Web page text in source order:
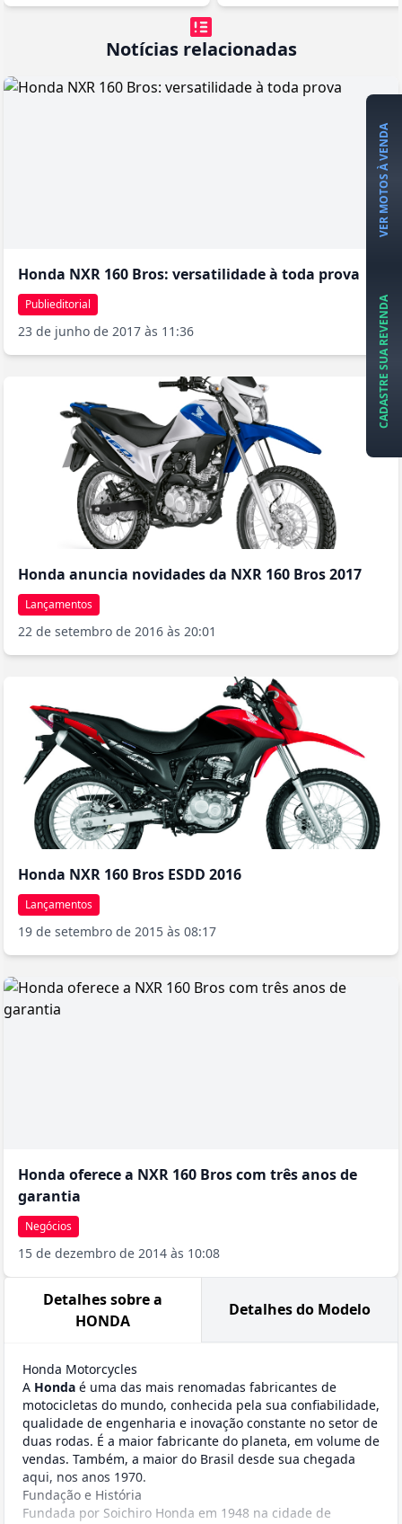
Notícias relacionadas
Honda NXR 160 Bros: versatilidade à toda prova
Publieditorial
23 de junho de 2017 às 11:36
Honda anuncia novidades da NXR 160 Bros 2017
Lançamentos
22 de setembro de 2016 às 20:01
Honda NXR 160 Bros ESDD 2016
Lançamentos
19 de setembro de 2015 às 08:17
Honda oferece a NXR 160 Bros com três anos de
garantia
Negócios
15 de dezembro de 2014 às 10:08
Detalhes sobre a
HONDA
Detalhes do Modelo
Honda Motorcycles
A Honda é uma das mais renomadas fabricantes de
motocicletas do mundo, conhecida pela sua confiabilidade,
qualidade de engenharia e inovação constante no setor de
duas rodas. É a maior fabricante do planeta, em volume de
vendas. Também, a maior do Brasil desde sua chegada
aqui, nos anos 1970.
Fundação e História
Fundada por Soichiro Honda em 1948 na cidade de
VER MOTOS À VENDA
CADASTRE SUA REVENDA